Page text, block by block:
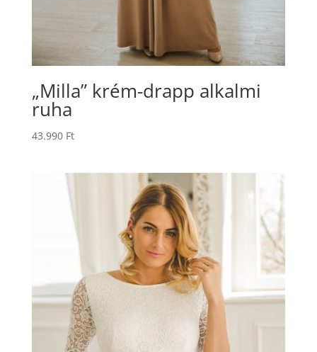
„Milla” krém-drapp alkalmi
ruha
43.990 Ft